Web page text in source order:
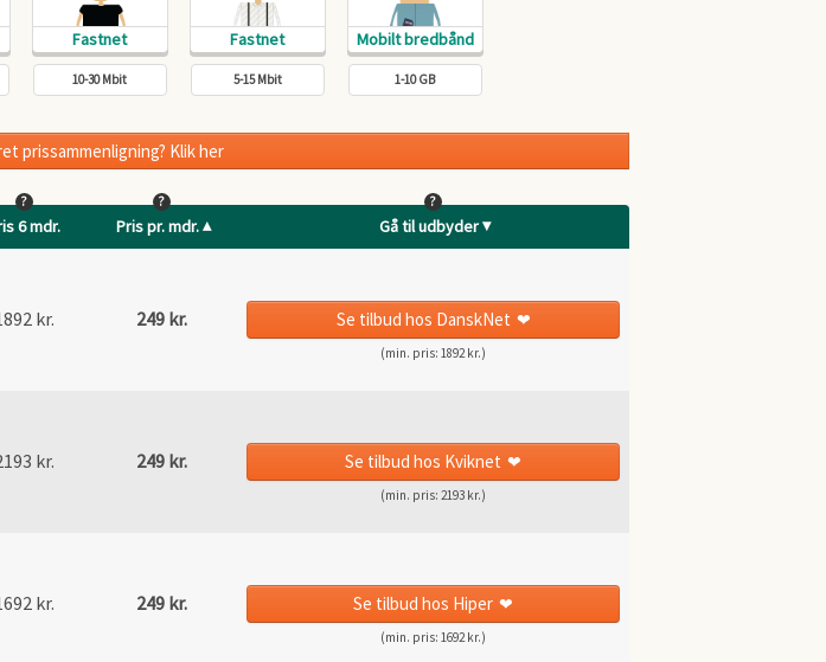
10-30 Mbit 5-15 Mbit 1-10 GB
prissammenligning? Klik her
6 mdr.
?
Pris pr. mdr.
?
Gå til udbyder
?
kr. 249 kr. Se tilbud hos DanskNet
(min. pris: 1892 kr.)
kr. 249 kr. Se tilbud hos Kviknet
(min. pris: 2193 kr.)
kr. 249 kr. Se tilbud hos Hiper
(min. pris: 1692 kr.)